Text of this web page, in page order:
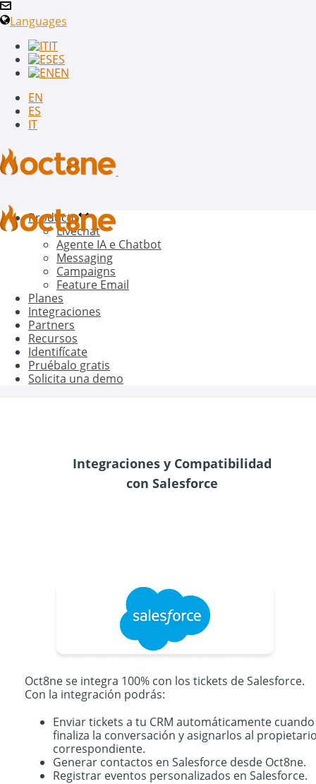
Languages
IT
ES
EN
EN
ES
IT
Producto
Livechat
Agente IA e Chatbot
Messaging
Campaigns
Feature Email
Planes
Integraciones
Partners
Recursos
Identifícate
Pruébalo gratis
Solicita una demo
Integraciones y Compatibilidad
con Salesforce
Oct8ne se integra 100% con los tickets de Salesforce.
Con la integración podrás:
Enviar tickets a tu CRM automáticamente cuando
finaliza la conversación y asignarlos al
correspondiente.
Generar contactos en Salesforce desde Oct8ne.
Registrar eventos personalizados en Salesforce.